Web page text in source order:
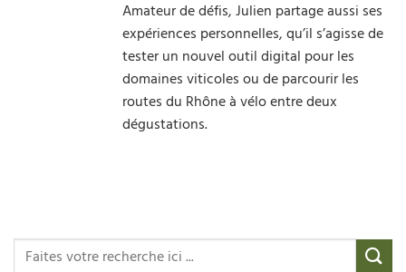
Amateur de défis, Julien partage aussi ses
expériences personnelles, qu’il s’agisse de
tester un nouvel outil digital pour les
domaines viticoles ou de parcourir les
routes du Rhône à vélo entre deux
dégustations.